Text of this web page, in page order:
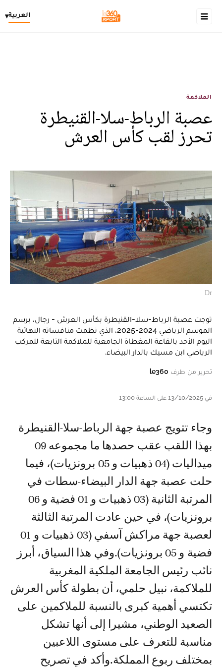
العربية▾
الملاكمة
عصبة الرباط-سلا-القنيطرة
تحرز لقب كأس العرش
Dr
توجت عصبة الرباط-سلا-القنيطرة بكأس العرش - رجال، برسم
الموسم الرياضي 2024-2025، الذي نظمت منافساته النهائية
اليوم الأحد بالقاعة المغطاة الجامعية للملاكمة التابعة للمركب
الرياضي ابن مسيك بالدار البيضاء.
تحرير من طرف le360
في 13/10/2025 على الساعة 13:00
وجاء تتويج عصبة جهة الرباط-سلا-القنيطرة
بهذا اللقب عقب حصدها ما مجموعه 09
ميداليات (04 ذهبيات و 05 برونزيات)، فيما
حلت عصبة جهة الدار البيضاء-سطات في
المرتبة الثانية (03 ذهبيات و 01 فضية و 06
برونزيات)، في حين عادت المرتبة الثالثة
لعصبة جهة مراكش آسفي (03 ذهبيات و 01
فضية و 05 برونزيات).وفي هذا السياق، أبرز
نائب رئيس الجامعة الملكية المغربية
للملاكمة، نبيل حلمي، أن بطولة كأس العرش
تكتسي أهمية كبرى بالنسبة للملاكمين على
الصعيد الوطني، مشيرا إلى أنها تشكل
مناسبة للتعرف على مستوى اللاعبين
بمختلف ربوع المملكة.وأكد في تصريح